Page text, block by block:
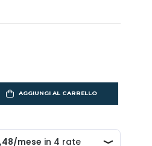
AGGIUNGI AL CARRELLO